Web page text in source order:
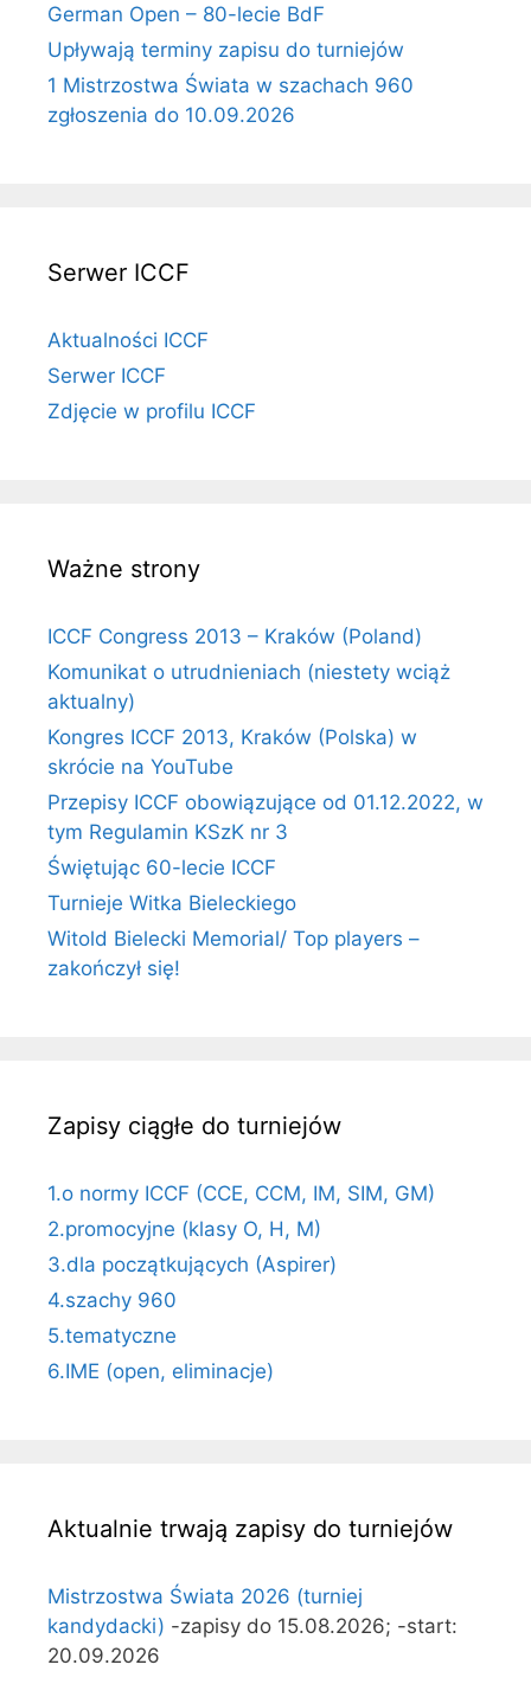
German Open – 80-lecie BdF
Upływają terminy zapisu do turniejów
1 Mistrzostwa Świata w szachach 960
zgłoszenia do 10.09.2026
Serwer ICCF
Aktualności ICCF
Serwer ICCF
Zdjęcie w profilu ICCF
Ważne strony
ICCF Congress 2013 – Kraków (Poland)
Komunikat o utrudnieniach (niestety wciąż
aktualny)
Kongres ICCF 2013, Kraków (Polska) w
skrócie na YouTube
Przepisy ICCF obowiązujące od 01.12.2022, w
tym Regulamin KSzK nr 3
Świętując 60-lecie ICCF
Turnieje Witka Bieleckiego
Witold Bielecki Memorial/ Top players –
zakończył się!
Zapisy ciągłe do turniejów
1.o normy ICCF (CCE, CCM, IM, SIM, GM)
2.promocyjne (klasy O, H, M)
3.dla początkujących (Aspirer)
4.szachy 960
5.tematyczne
6.IME (open, eliminacje)
Aktualnie trwają zapisy do turniejów
Mistrzostwa Świata 2026 (turniej
kandydacki) -zapisy do 15.08.2026; -start:
20.09.2026